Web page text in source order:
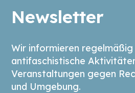
Newsletter
Wir informieren regelmäßig
antifaschistische
Veranstaltungen gegen
und Umgebung.